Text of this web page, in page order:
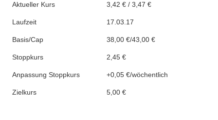
Aktueller Kurs 3,42 € / 3,47 €
Laufzeit 17.03.17
Basis/Cap 38,00 €/43,00 €
Stoppkurs 2,45 €
Anpassung Stoppkurs +0,05 €/wöchentlich
Zielkurs 5,00 €